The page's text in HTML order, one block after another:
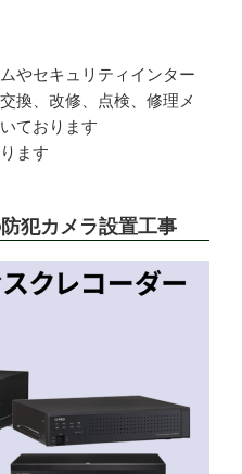
やセキュリティインター
換、改修、点検、修理メ
ております
ます
犯カメラ設置工事